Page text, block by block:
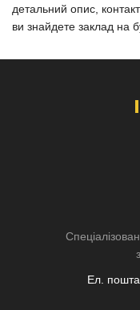
детальний опис,
ви знайдете заклад на
Ел.